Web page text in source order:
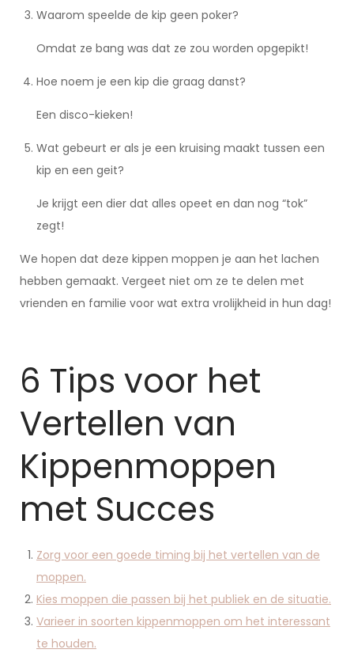
Waarom speelde de kip geen poker?
Omdat ze bang was dat ze zou worden opgepikt!
Hoe noem je een kip die graag danst?
Een disco-kieken!
Wat gebeurt er als je een kruising maakt tussen een
kip en een geit?
Je krijgt een dier dat alles opeet en dan nog “tok”
zegt!
We hopen dat deze kippen moppen je aan het lachen
hebben gemaakt. Vergeet niet om ze te delen met
vrienden en familie voor wat extra vrolijkheid in hun dag!
6 Tips voor het
Vertellen van
Kippenmoppen
met Succes
Zorg voor een goede timing bij het vertellen van de
moppen.
Kies moppen die passen bij het publiek en de situatie.
Varieer in soorten kippenmoppen om het interessant
te houden.